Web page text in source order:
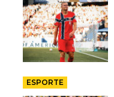
ESPORTE